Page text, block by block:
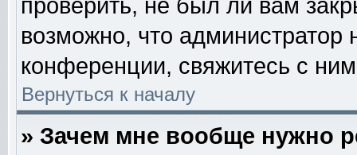
проверить, не был ли вам
возможно, что
конференции, свяжитесь с
Вернуться к началу
» Зачем мне вообще нужно